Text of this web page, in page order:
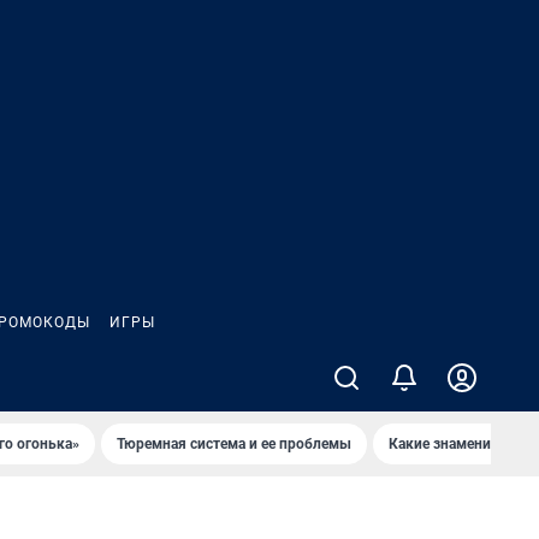
ИГРЫ
огонька» Тюремная система и ее проблемы Какие знаменитости